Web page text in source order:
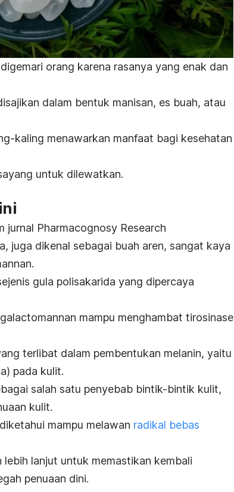
orang karena rasanya yang enak dan
dalam bentuk manisan, es buah, atau
kaling menawarkan manfaat bagi kesehatan
untuk dilewatkan.
jurnal Pharmacognosy Research
juga dikenal sebagai buah aren, sangat kaya
.
gula polisakarida yang dipercaya
galactomannan mampu menghambat tirosinase
terlibat dalam pembentukan melanin, yaitu
pada kulit.
salah satu penyebab bintik-bintik kulit,
kulit.
mampu melawan radikal bebas
lanjut untuk memastikan kembali
penuaan dini.